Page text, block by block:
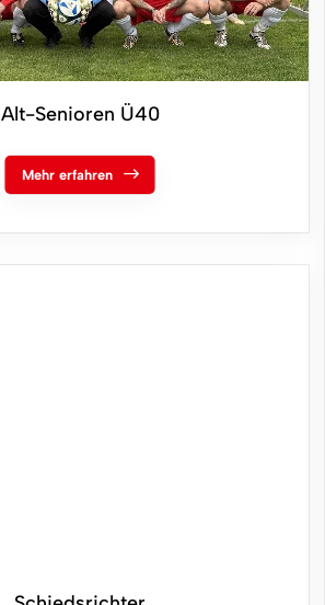
Alt-Senioren Ü40
Mehr erfahren